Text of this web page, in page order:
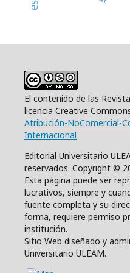
El contenido de las
licencia Creative
Atribución-NoComercial-
Internacional
Editorial Universitario
reservados. Copyright ©
Esta página puede ser
lucrativos, siempre y
fuente completa y su
forma, requiere permiso
institución.
Sitio Web diseñado y
Universitario ULEAM.